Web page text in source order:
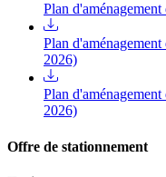
Plan
Plan
2026)
Plan
2026)
Offre de stationnement